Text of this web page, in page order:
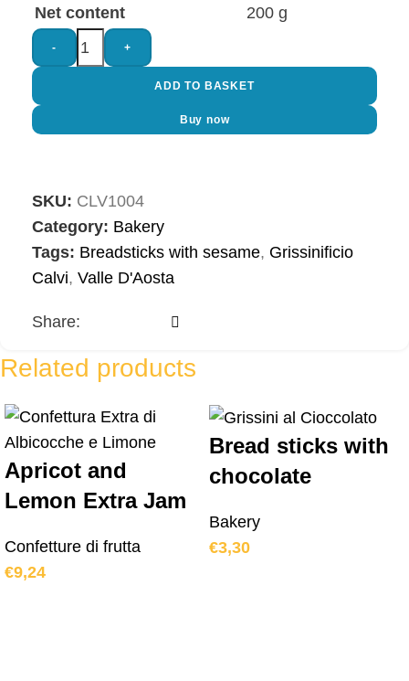
Net content 200 g
- +
ADD TO BASKET
Buy now
SKU: CLV1004
Category: Bakery
Tags: Breadsticks with sesame, Grissinificio
Calvi, Valle D'Aosta
Share:
Related products
Apricot and
Lemon Extra Jam
Confetture di frutta
€9,24
Bread sticks with
chocolate
Bakery
€3,30